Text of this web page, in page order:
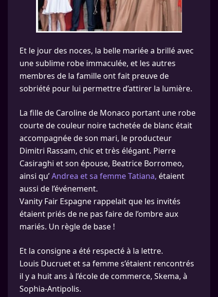
Et le jour des noces, la belle mariée a brillé avec
une sublime robe immaculée, et les autres
membres de la famille ont fait preuve de
sobriété pour lui permettre d’attirer la lumière.
La fille de Caroline de Monaco portant une robe
courte de couleur noire tachetée de blanc était
accompagnée de son mari, le producteur
Dimitri Rassam, chic et très élégant. Pierre
Casiraghi et son épouse, Beatrice Borromeo,
ainsi qu’Andrea et sa femme Tatiana, étaient
aussi de l’événement.
Vanity Fair Espagne rappelait que les invités
étaient priés de ne pas faire de l’ombre aux
mariés. Un règle de base !
Et la consigne a été respecté à la lettre.
Louis Ducruet et sa femme s’étaient rencontrés
il y a huit ans à l’école de commerce, Skema, à
Sophia-Antipolis.